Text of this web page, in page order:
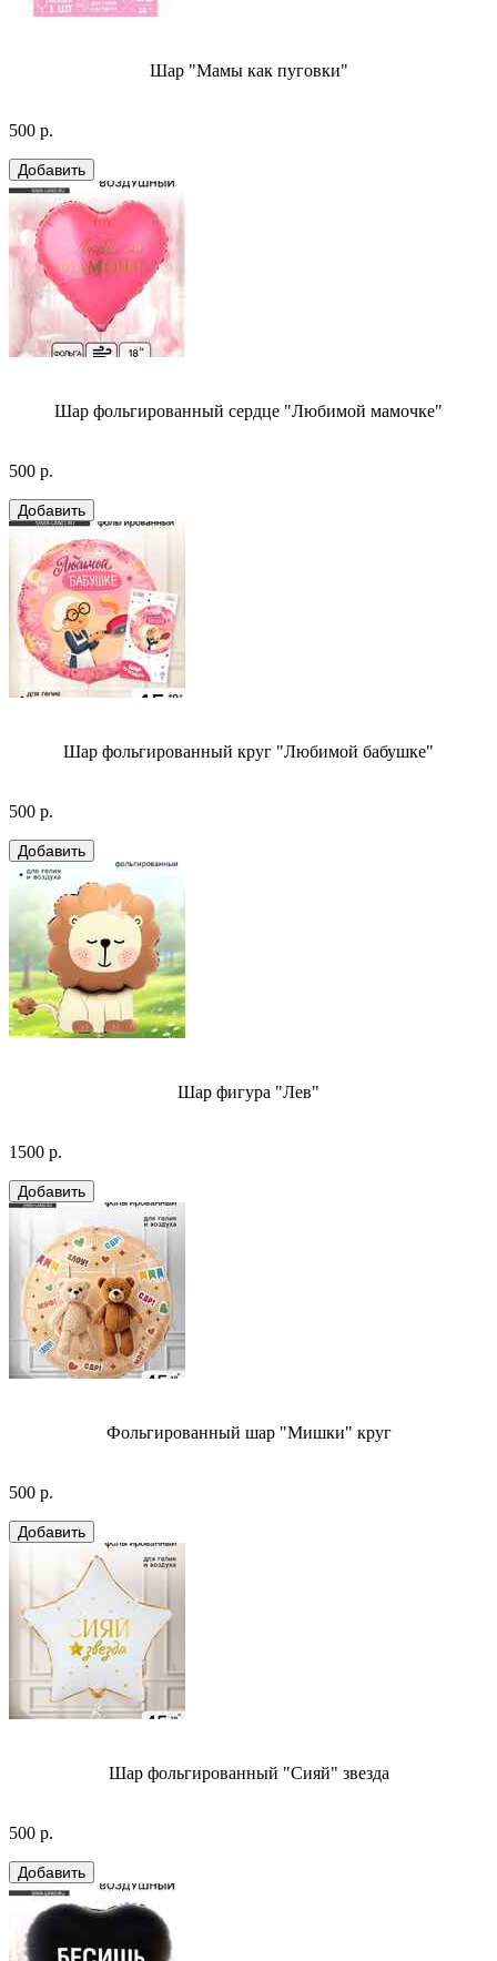
Шар "Мамы как пуговки"
500 р.
Шар фольгированный сердце "Любимой мамочке"
500 р.
Шар фольгированный круг "Любимой бабушке"
500 р.
Шар фигура "Лев"
1500 р.
Фольгированный шар "Мишки" круг
500 р.
Шар фольгированный "Сияй" звезда
500 р.